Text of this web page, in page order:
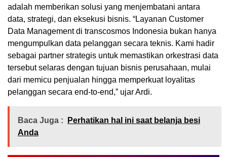
adalah memberikan solusi yang menjembatani antara
data, strategi, dan eksekusi bisnis. “Layanan Customer
Data Management di transcosmos Indonesia bukan hanya
mengumpulkan data pelanggan secara teknis. Kami hadir
sebagai partner strategis untuk memastikan orkestrasi data
tersebut selaras dengan tujuan bisnis perusahaan, mulai
dari memicu penjualan hingga memperkuat loyalitas
pelanggan secara end-to-end,” ujar Ardi.
Baca Juga :
Perhatikan hal ini saat belanja besi
Anda